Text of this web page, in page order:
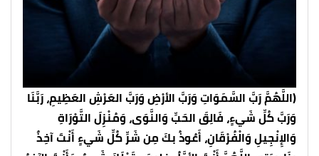
(اللَّهُمَّ رَبَّ السَّمَوَاتِ وَرَبَّ الأرْضِ وَرَبَّ العَرْشِ العَظِيمِ، رَبَّنَا
وَرَبَّ كُلِّ شَيءٍ، فَالِقَ الحَبِّ وَالنَّوَى، وَمُنْزِلَ التَّوْرَاةِ
وَالإِنْجِيلِ وَالْفُرْقَانِ، أَعُوذُ بكَ مِن شَرِّ كُلِّ شَيءٍ أَنْتَ آخِذٌ